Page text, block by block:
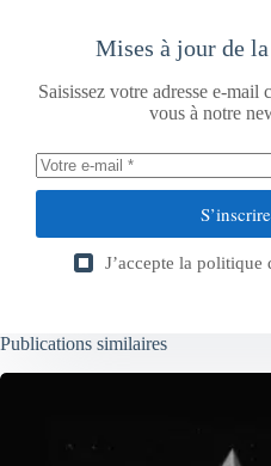
Mises à jour de
Saisissez votre adresse e-mail
vous à notre
S’inscrire
J’accepte la politique
Publications similaires